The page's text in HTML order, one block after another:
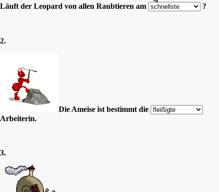
Läuft der Leopard von allen Raubtieren am ?
2.
Die Ameise ist bestimmt die
Arbeiterin.
3.